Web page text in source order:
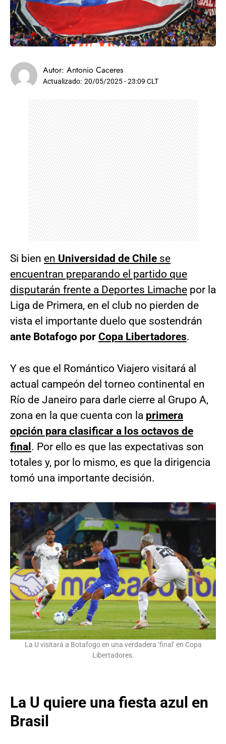
Autor: Antonio Caceres
Actualizado: 20/05/2025 - 23:09 CLT
Si bien en Universidad de Chile se
encuentran preparando el partido que
disputarán frente a Deportes Limache por la
Liga de Primera, en el club no pierden de
vista el importante duelo que sostendrán
ante Botafogo por Copa Libertadores.
Y es que el Romántico Viajero visitará al
actual campeón del torneo continental en
Río de Janeiro para darle cierre al Grupo A,
zona en la que cuenta con la primera
opción para clasificar a los octavos de
final . Por ello es que las expectativas son
totales y, por lo mismo, es que la dirigencia
tomó una importante decisión.
La U visitará a Botafogo en una verdadera ‘final’ en Copa
Libertadores.
La U quiere una fiesta azul en
Brasil